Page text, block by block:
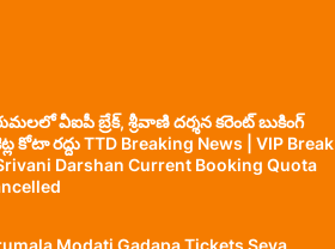
వీఐపీ బ్రేక్, శ్రీవాణి దర్శన కరెంట్ బుకింగ్
కోటా రద్దు TTD Breaking News | VIP Break
Darshan Current Booking Quota